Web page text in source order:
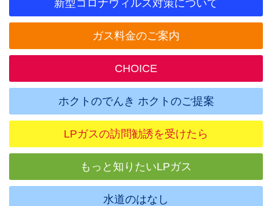
新型コロナウィルス対策について
ガス料金のご案内
CHOICE
ホクトのでんき ホクトのご提案
LPガスの訪問勧誘を受けたら
もっと知りたいLPガス
水道のはなし